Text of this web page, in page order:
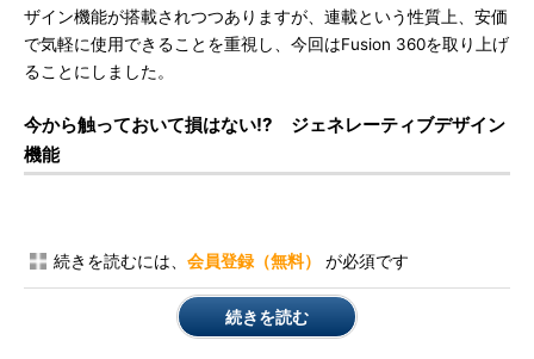
ザイン機能が搭載されつつありますが、連載という性質上、安価
で気軽に使用できることを重視し、今回はFusion 360を取り上げ
ることにしました。
今から触っておいて損はない!? ジェネレーティブデザイン
機能
続きを読むには、 会員登録（無料） が必須です
続きを読む